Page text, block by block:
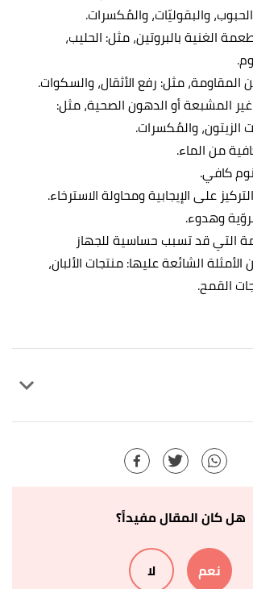
والبقوليّات، والمُكسرات.
الغنية بالبروتين، مثل: الحليب،
المقاومة، مثل: رفع الأثقال، والسكوات.
المشبعة أو الدهون الصحية، مثل:
الزيتون، والمُكسرات.
من الماء.
كافي.
على الإيجابية ومحاولة الاسترخاء.
وهدوء.
التي قد تسبب حساسية للجهاز
الشائعة عليها: منتجات الألبان،
القمح.
a Flat Belly",health line ,
Sara Lindberg (26/6/2019),"How
هل كان المقال مفيداً؟
نعم لا